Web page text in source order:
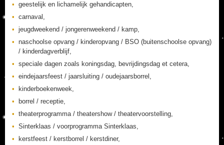
geestelijk en lichamelijk gehandicapten,
carnaval,
jeugdweekend / jongerenweekend / kamp,
naschoolse opvang / kinderopvang / BSO (buitenschoolse opvang)
/ kinderdagverblijf,
speciale dagen zoals koningsdag, bevrijdingsdag et cetera,
eindejaarsfeest / jaarsluiting / oudejaarsborrel,
kinderboekenweek,
borrel / receptie,
theaterprogramma / theatershow / theatervoorstelling,
Sinterklaas / voorprogramma Sinterklaas,
kerstfeest / kerstborrel / kerstdiner,